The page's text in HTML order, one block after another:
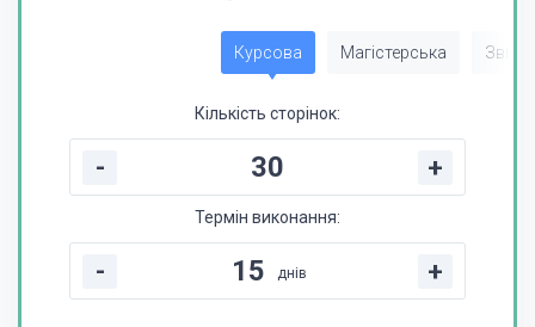
Курсова Магістерська Звіт
Кількість сторінок:
- +
Термін виконання:
- днів +